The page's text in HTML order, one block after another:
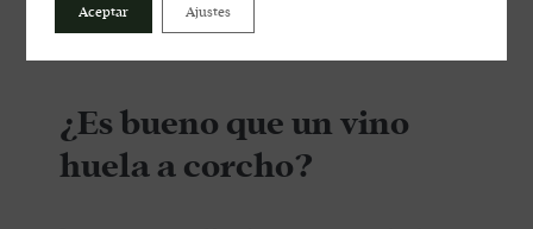
¿Es bueno que un vino
huela a corcho?
Aceptar Ajustes